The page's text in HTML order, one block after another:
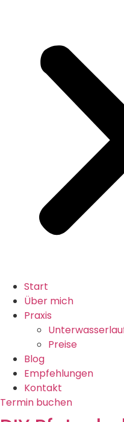
Start
Über mich
Praxis
Preise
Blog
Empfehlungen
Kontakt
Termin buchen